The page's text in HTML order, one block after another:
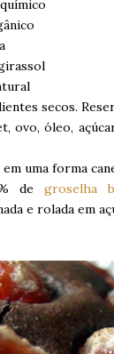
secos.
ovo, óleo,
uma forma
de groselha
e rolada em